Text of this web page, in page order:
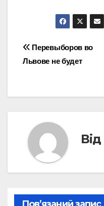
Навігація
записів
Перевыборов во
Львове не будет
Від